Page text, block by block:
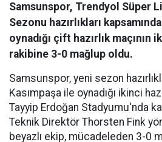
Samsunspor, Trendyol Süper
Sezonu hazırlıkları
oynadığı çift hazırlık maçının
rakibine 3-0 mağlup oldu.
Samsunspor, yeni sezon
Kasımpaşa ile oynadığı ikinci
Tayyip Erdoğan Stadyumu'nda
Teknik Direktör Thorsten Fink
beyazlı ekip, mücadeleden 3-0